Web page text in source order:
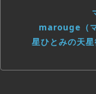
marouge（
星ひとみの天